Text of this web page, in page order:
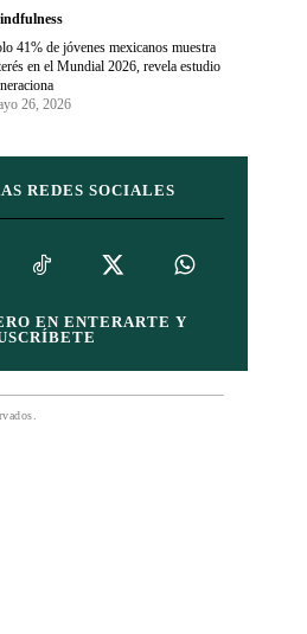
41% de jóvenes mexicanos muestra
en el Mundial 2026, revela estudio
26, 2026
REDES SOCIALES
EN ENTERARTE Y